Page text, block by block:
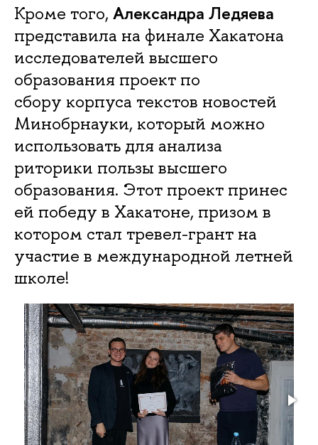
Кроме того, Александра Ледяева
представила на финале Хакатона
исследователей высшего
образования проект по
сбору корпуса текстов новостей
Минобрнауки, который можно
использовать для анализа
риторики пользы высшего
образования. Этот проект принес
ей победу в Хакатоне, призом в
котором стал тревел-грант на
участие в международной летней
школе!